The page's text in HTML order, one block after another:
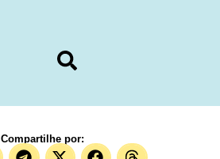
Compartilhe por: